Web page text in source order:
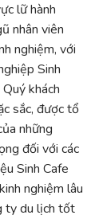
lữ hành
nhân viên
nghiệm, với
Sinh
khách
sắc, được tổ
những
đối với các
Sinh Cafe
nghiệm lâu
ty du lịch tốt